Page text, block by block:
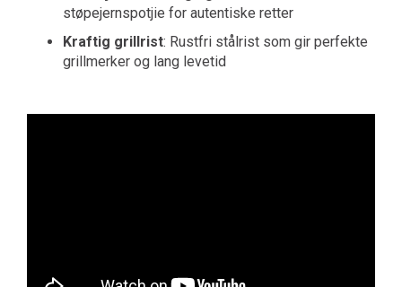
støpejernspotjie for autentiske retter
Kraftig grillrist: Rustfri stålrist som gir perfekte
grillmerker og lang levetid